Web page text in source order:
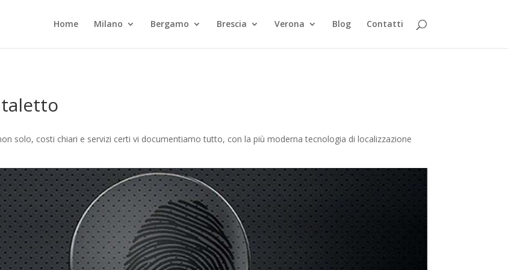
Home Milano Bergamo Brescia Verona Blog Contatti
solo, costi chiari e servizi certi vi documentiamo tutto, con la più moderna tecnologia di localizzazione